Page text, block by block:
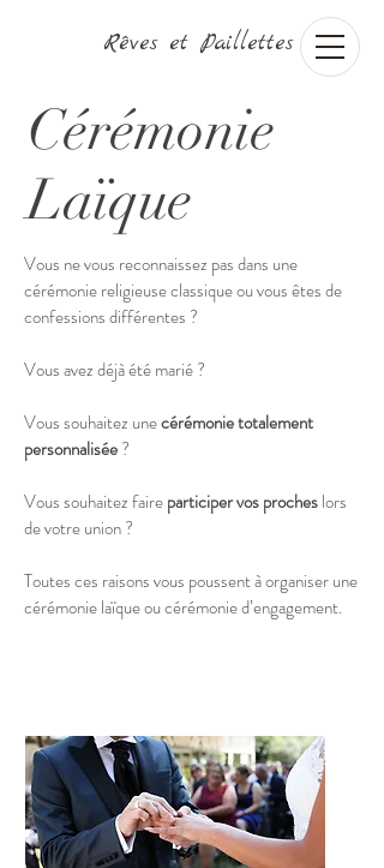
Rêves et Paillettes
Cérémonie
Laïque
Vous ne vous reconnaissez pas dans une
cérémonie religieuse classique ou vous êtes de
confessions différentes ?
Vous avez déjà été marié ?
Vous souhaitez unecérémonie totalement
personnalisée?
Vous souhaitez faireparticiper vos procheslors
de votre union ?
Toutes ces raisons vous poussent à organiser une
cérémonie laïque ou cérémonie d’engagement.